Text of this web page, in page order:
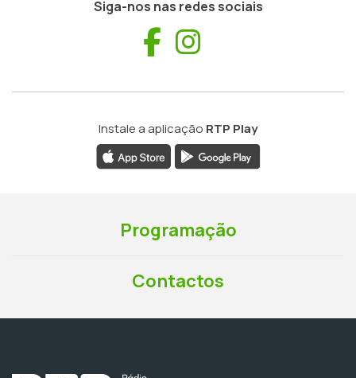
Siga-nos nas redes sociais
Facebook
Instale a aplicação RTP Play
Programação
Contactos